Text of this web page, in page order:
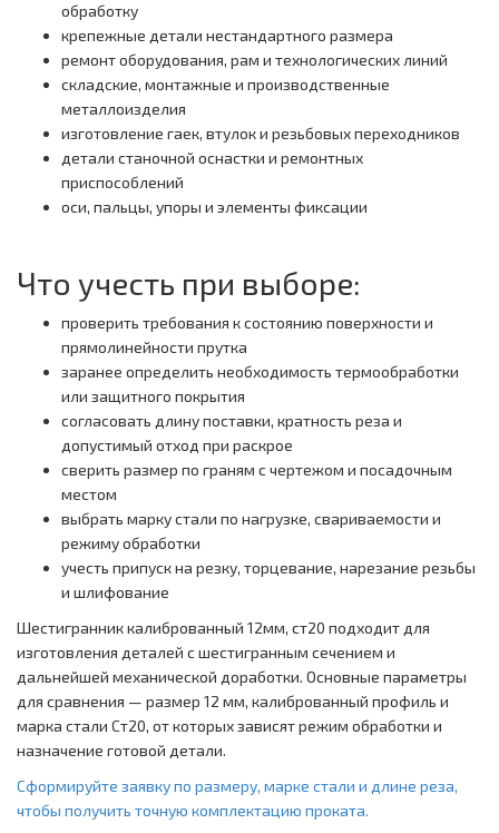
обработку
крепежные детали нестандартного размера
ремонт оборудования, рам и технологических линий
складские, монтажные и производственные
металлоизделия
изготовление гаек, втулок и резьбовых переходников
детали станочной оснастки и ремонтных
приспособлений
оси, пальцы, упоры и элементы фиксации
Что учесть при выборе:
проверить требования к состоянию поверхности и
прямолинейности прутка
заранее определить необходимость термообработки
или защитного покрытия
согласовать длину поставки, кратность реза и
допустимый отход при раскрое
сверить размер по граням с чертежом и посадочным
местом
выбрать марку стали по нагрузке, свариваемости и
режиму обработки
учесть припуск на резку, торцевание, нарезание резьбы
и шлифование
Шестигранник калиброванный 12мм, ст20 подходит для
изготовления деталей с шестигранным сечением и
дальнейшей механической доработки. Основные параметры
для сравнения — размер 12 мм, калиброванный профиль и
марка стали Ст20, от которых зависят режим обработки и
назначение готовой детали.
Сформируйте заявку по размеру, марке стали и длине реза,
чтобы получить точную комплектацию проката.